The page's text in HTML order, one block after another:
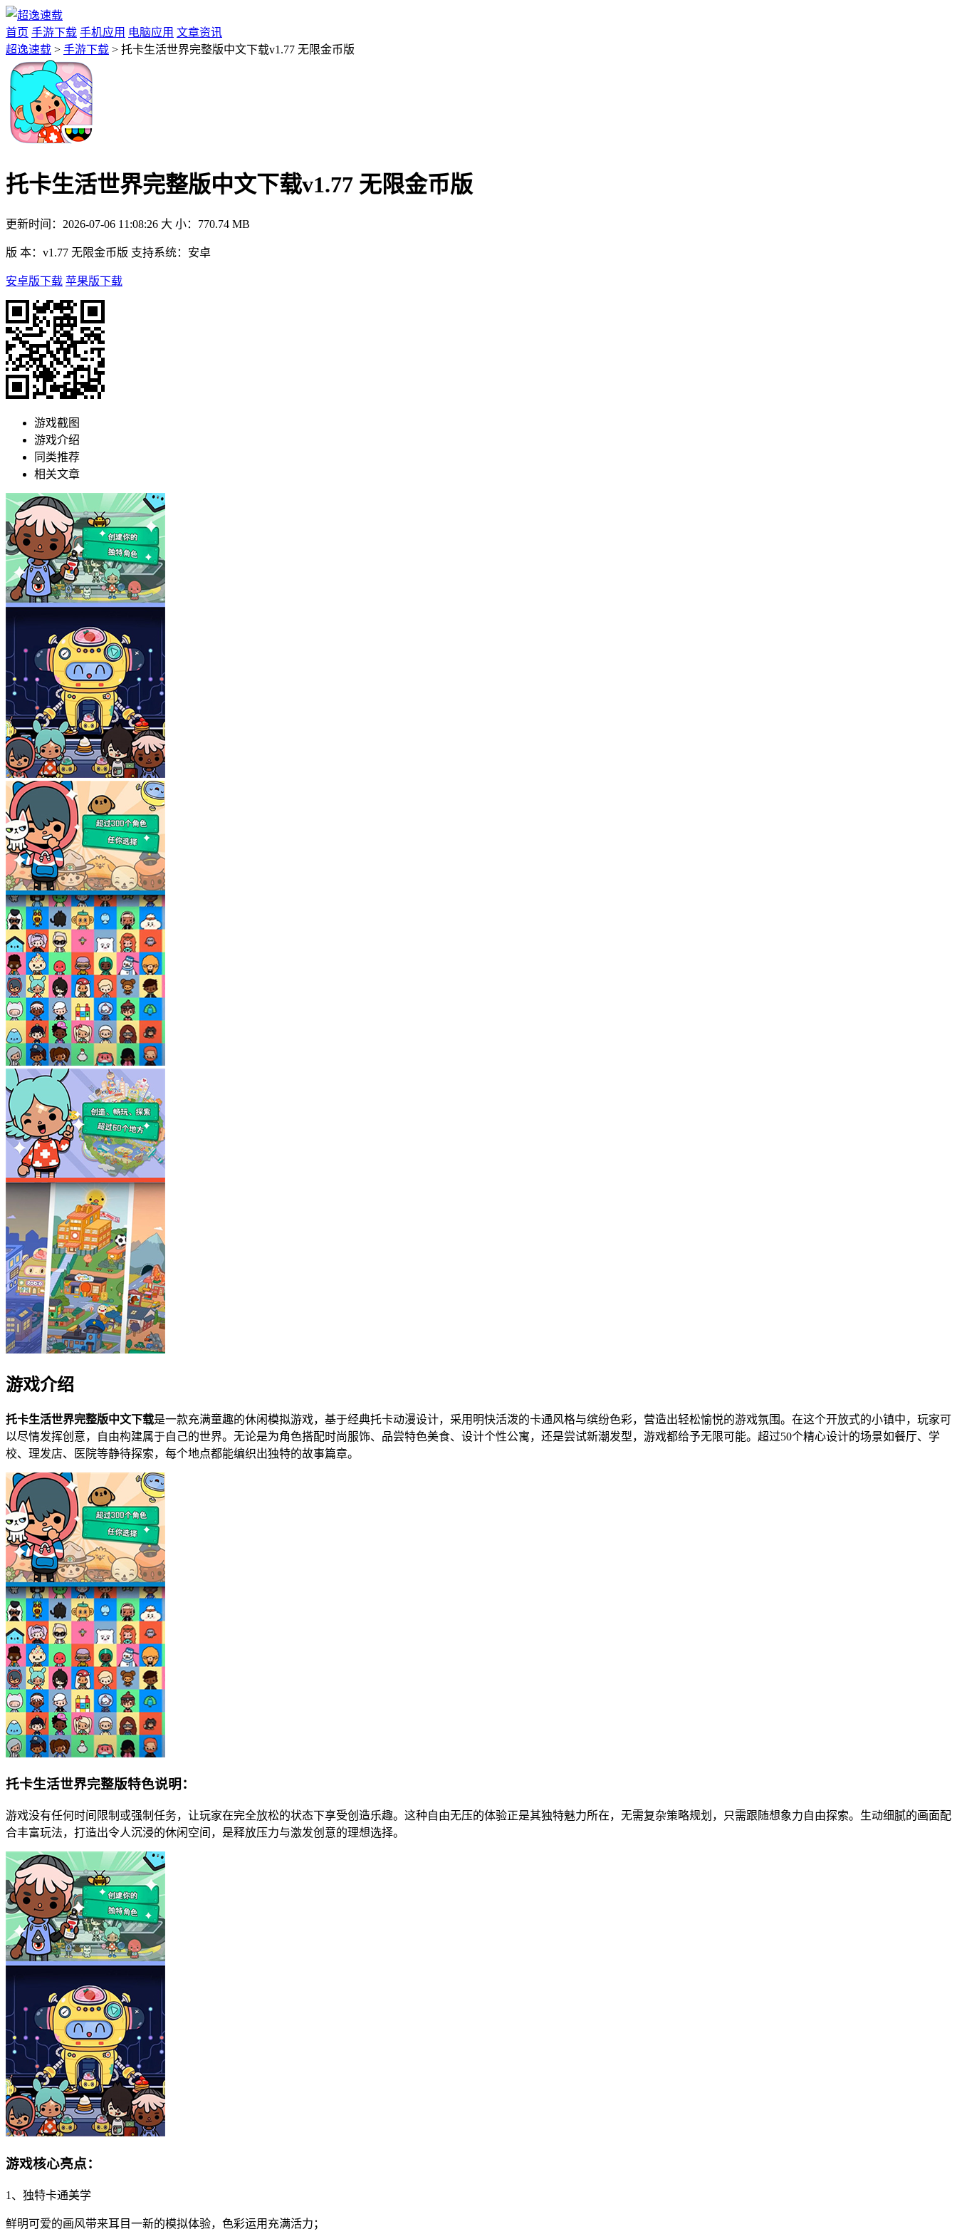
首页 手游下载 手机应用 电脑应用 文章资讯
超逸速载 > 手游下载 > 托卡生活世界完整版中文下载v1.77 无限金币版
托卡生活世界完整版中文下载v1.77 无限金币版
更新时间： 2026-07-06 11:08:26 大 小： 770.74 MB
版 本： v1.77 无限金币版 支持系统： 安卓
安卓版下载 苹果版下载
游戏截图
游戏介绍
同类推荐
相关文章
游戏介绍
托卡生活世界完整版中文下载是一款充满童趣的休闲模拟游戏，基于经典托卡动漫设计，采用明快活泼的卡通风格与缤纷色彩，营造出轻松愉悦的游戏氛围。在这个开放式的小镇中，玩家可
以尽情发挥创意，自由构建属于自己的世界。无论是为角色搭配时尚服饰、品尝特色美食、设计个性公寓，还是尝试新潮发型，游戏都给予无限可能。超过50个精心设计的场景如餐厅、学
校、理发店、医院等静待探索，每个地点都能编织出独特的故事篇章。
托卡生活世界完整版特色说明：
游戏没有任何时间限制或强制任务，让玩家在完全放松的状态下享受创造乐趣。这种自由无压的体验正是其独特魅力所在，无需复杂策略规划，只需跟随想象力自由探索。生动细腻的画面配
合丰富玩法，打造出令人沉浸的休闲空间，是释放压力与激发创意的理想选择。
游戏核心亮点：
1、独特卡通美学
鲜明可爱的画风带来耳目一新的模拟体验，色彩运用充满活力；